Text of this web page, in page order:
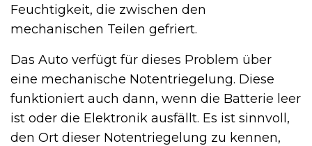
Feuchtigkeit, die zwischen den
mechanischen Teilen gefriert.
Das Auto verfügt für dieses Problem über
eine mechanische Notentriegelung. Diese
funktioniert auch dann, wenn die Batterie leer
ist oder die Elektronik ausfällt. Es ist sinnvoll,
den Ort dieser Notentriegelung zu kennen,